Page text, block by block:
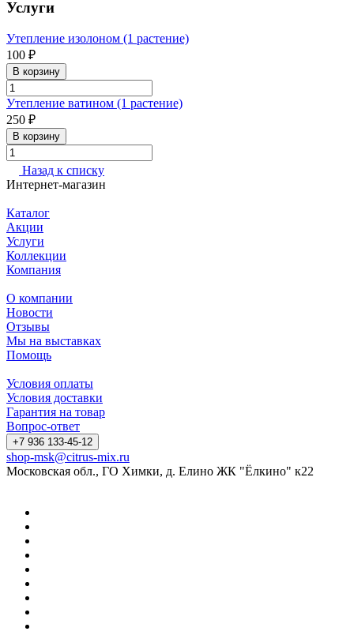
Услуги
Утепление изолоном (1 растение)
100 ₽
В корзину
Утепление ватином (1 растение)
250 ₽
В корзину
Назад к списку
Интернет-магазин
Каталог
Акции
Услуги
Коллекции
Компания
О компании
Новости
Отзывы
Мы на выставках
Помощь
Условия оплаты
Условия доставки
Гарантия на товар
Вопрос-ответ
+7 936 133-45-12
shop-msk@citrus-mix.ru
Московская обл., ГО Химки, д. Елино ЖК "Ёлкино" к22